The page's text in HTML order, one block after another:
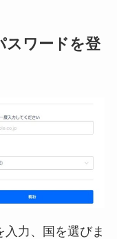
スワードを登
入力、国を選びま